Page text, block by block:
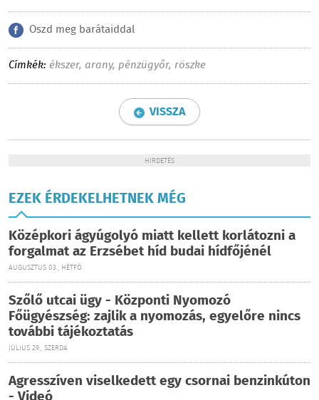
Oszd meg barátaiddal
Címkék: ékszer, arany, pénzügyőr, röszke
VISSZA
HIRDETÉS
EZEK ÉRDEKELHETNEK MÉG
Középkori ágyúgolyó miatt kellett korlátozni a
forgalmat az Erzsébet híd budai hídfőjénél
AUGUSZTUS 03., HÉTFŐ
Szőlő utcai ügy - Központi Nyomozó
Főügyészség: zajlik a nyomozás, egyelőre nincs
további tájékoztatás
JÚLIUS 29., SZERDA
Agresszíven viselkedett egy csornai benzinkúton